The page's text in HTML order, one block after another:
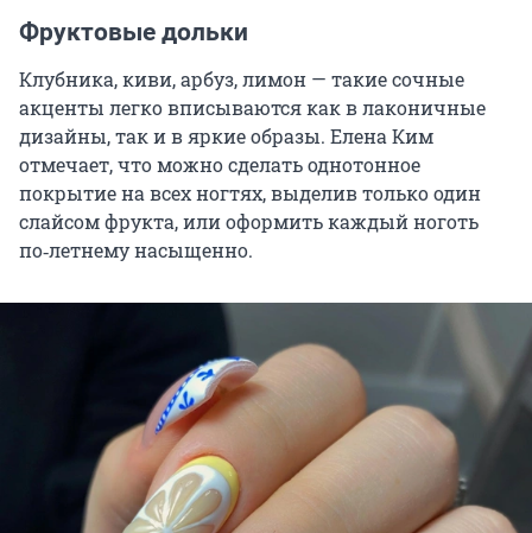
Фруктовые дольки
Клубника, киви, арбуз, лимон — такие сочные
акценты легко вписываются как в лаконичные
дизайны, так и в яркие образы. Елена Ким
отмечает, что можно сделать однотонное
покрытие на всех ногтях, выделив только один
слайсом фрукта, или оформить каждый ноготь
по‑летнему насыщенно.